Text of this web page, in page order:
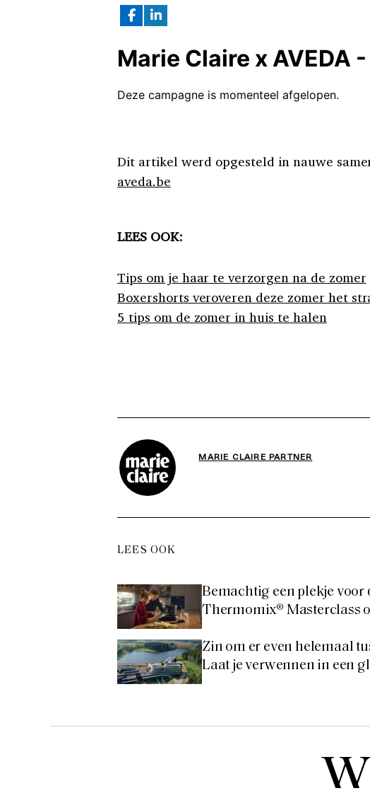
Dit artikel werd opgesteld in nauwe
aveda.be
LEES OOK:
Tips om je haar te verzorgen na de zomer
Boxershorts veroveren deze zomer het
5 tips om de zomer in huis te halen
MARIE CLAIRE PARTNER
LEES OOK
Bemachtig een plekje
Thermomix® Masterclass
Zin om er even helemaal
Laat je verwennen in een